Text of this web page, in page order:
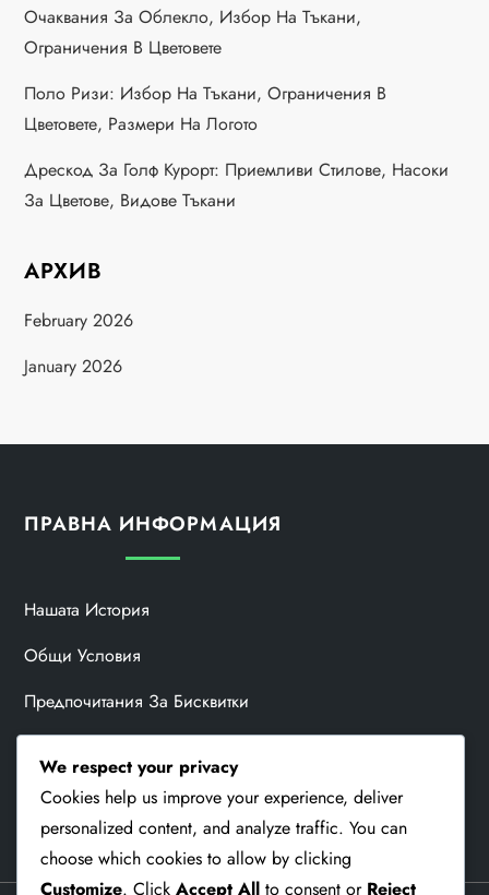
Очаквания За Облекло, Избор На Тъкани,
Ограничения В Цветовете
Поло Ризи: Избор На Тъкани, Ограничения В
Цветовете, Размери На Логото
Дрескод За Голф Курорт: Приемливи Стилове, Насоки
За Цветове, Видове Тъкани
АРХИВ
February 2026
January 2026
ПРАВНА ИНФОРМАЦИЯ
Нашата История
Общи Условия
Предпочитания За Бисквитки
Политика За Поверителност
We respect your privacy
Cookies help us improve your experience, deliver
personalized content, and analyze traffic. You can
choose which cookies to allow by clicking
Customize. Click Accept All to consent or Reject